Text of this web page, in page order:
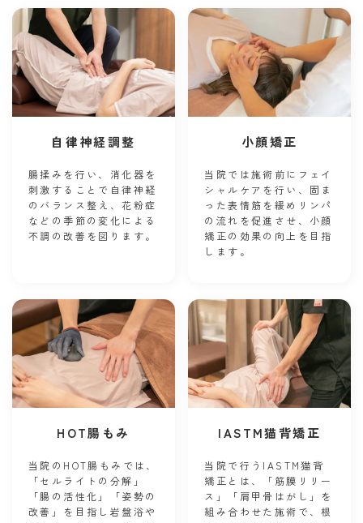
自律神経調整
腸揉みを行い、消化器を
刺激することで自律神経
のバランス整え、花粉症
などの季節の変化による
不調の改善を図ります。
小顔矯正
当院では施術前にフェイ
シャルケアを行い、固ま
った表情筋を緩めリンパ
の流れを促進させ、小顔
矯正の効果の向上を目指
します。
HOT腸もみ
当院のHOT腸もみでは、
「セルライトの分解」
「腸の活性化」「姿勢の
改善」を目指し岩盤浴や
IASTM猫背矯正
当院で行うIASTM猫背
矯正とは、「筋膜リリー
ス」「肩甲骨はがし」を
組み合わせた施術で、根